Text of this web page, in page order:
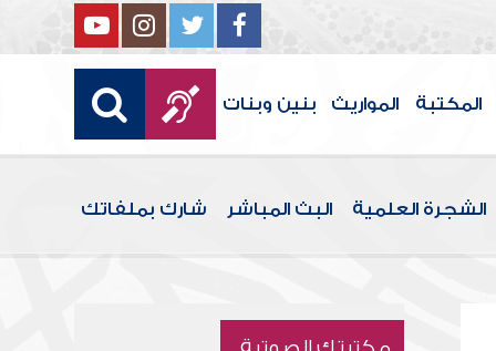
المكتبة المواريث بنين وبنات
الشجرة العلمية البث المباشر شارك بملفاتك